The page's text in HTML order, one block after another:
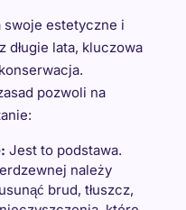
swoje estetyczne i
długie lata, kluczowa
pozwoli na
Jest to podstawa.
należy
brud, tłuszcz,